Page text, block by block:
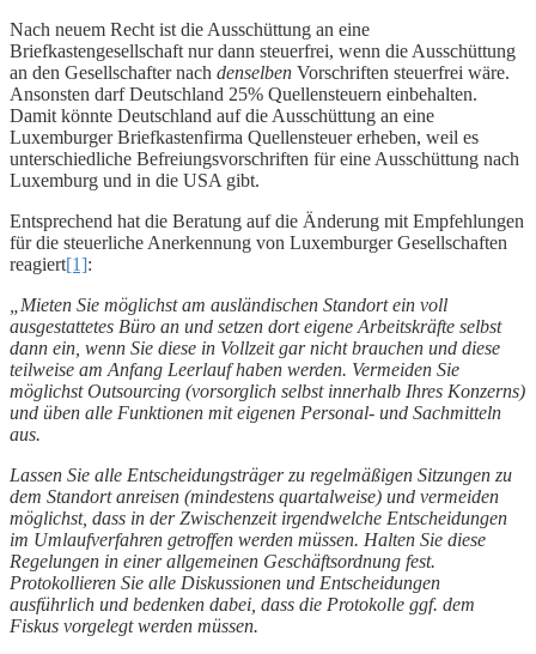
Nach neuem Recht ist die Ausschüttung an eine
Briefkastengesellschaft nur dann steuerfrei, wenn die Ausschüttung
an den Gesellschafter nach denselben Vorschriften steuerfrei wäre.
Ansonsten darf Deutschland 25% Quellensteuern einbehalten.
Damit könnte Deutschland auf die Ausschüttung an eine
Luxemburger Briefkastenfirma Quellensteuer erheben, weil es
unterschiedliche Befreiungsvorschriften für eine Ausschüttung nach
Luxemburg und in die USA gibt.
Entsprechend hat die Beratung auf die Änderung mit Empfehlungen
für die steuerliche Anerkennung von Luxemburger Gesellschaften
reagiert[1]:
„Mieten Sie möglichst am ausländischen Standort ein voll
ausgestattetes Büro an und setzen dort eigene Arbeitskräfte selbst
dann ein, wenn Sie diese in Vollzeit gar nicht brauchen und diese
teilweise am Anfang Leerlauf haben werden. Vermeiden Sie
möglichst Outsourcing (vorsorglich selbst innerhalb Ihres Konzerns)
und üben alle Funktionen mit eigenen Personal- und Sachmitteln
aus.
Lassen Sie alle Entscheidungsträger zu regelmäßigen Sitzungen zu
dem Standort anreisen (mindestens quartalweise) und vermeiden
möglichst, dass in der Zwischenzeit irgendwelche Entscheidungen
im Umlaufverfahren getroffen werden müssen. Halten Sie diese
Regelungen in einer allgemeinen Geschäftsordnung fest.
Protokollieren Sie alle Diskussionen und Entscheidungen
ausführlich und bedenken dabei, dass die Protokolle ggf. dem
Fiskus vorgelegt werden müssen.